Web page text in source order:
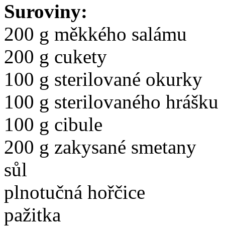
Suroviny:
200 g měkkého salámu
200 g cukety
100 g sterilované okurky
100 g sterilovaného hrášku
100 g cibule
200 g zakysané smetany
sůl
plnotučná hořčice
pažitka